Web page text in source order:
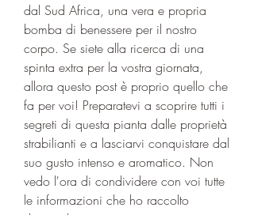
dal Sud Africa, una vera e propria
bomba di benessere per il nostro
corpo. Se siete alla ricerca di una
spinta extra per la vostra giornata,
allora questo post è proprio quello che
fa per voi! Preparatevi a scoprire tutti i
segreti di questa pianta dalle proprietà
strabilianti e a lasciarvi conquistare dal
suo gusto intenso e aromatico. Non
vedo l'ora di condividere con voi tutte
le informazioni che ho raccolto